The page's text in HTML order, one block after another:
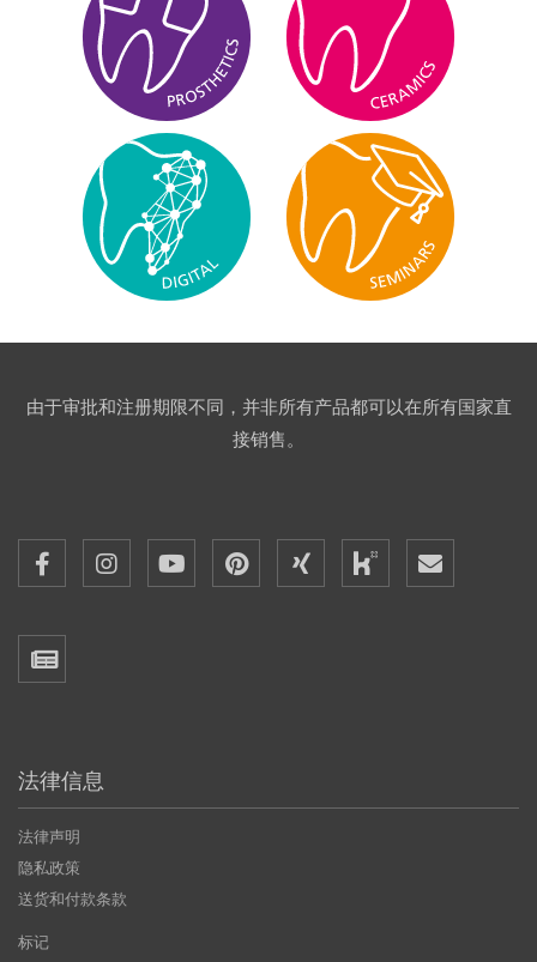
由于审批和注册期限不同，并非所有产品都可以在所有国家直
接销售。
法律信息
法律声明
隐私政策
送货和付款条款
标记